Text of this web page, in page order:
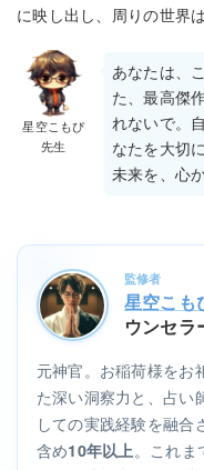
に映し出し、周りの世界
星空こもぴ
先生
あなたは、
た、最高傑
れないで。
なたを大切
未来を、心
監修者
星空こも
ウンセラ
元神官。お稲荷様をお
た深い洞察力と、占い
しての実践経験を融合
含め10年以上。これま